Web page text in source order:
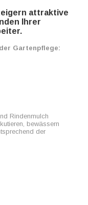
attraktive
Ihrer
Gartenpflege:
Rindenmulch
bewässern
der